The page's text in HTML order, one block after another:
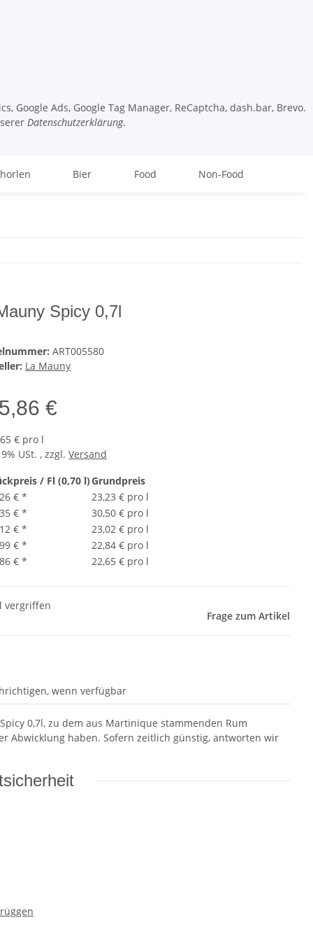
Google Ads, Google Tag Manager, ReCaptcha, dash.bar, Brevo.
Datenschutzerklärung.
Bier Food Non-Food
Spicy 0,7l
ART005580
La Mauny
€
€ pro l
USt. , zzgl. Versand
/ Fl (0,70 l)Grundpreis
€ *
23,23 € pro l
€ *
30,50 € pro l
€ *
23,02 € pro l
€ *
22,84 € pro l
€ * 22,65 € pro l
vergriffen
Frage zum Artikel
wenn verfügbar
0,7l, zu dem aus Martinique stammenden Rum
Abwicklung haben. Sofern zeitlich günstig, antworten wir